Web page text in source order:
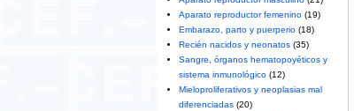
Aparato reproductor femenino (19)
Embarazo, parto y puerperio (18)
Recién nacidos y neonatos (35)
Sangre, órganos hematopoyéticos y
sistema inmunológico (12)
Mieloproliferativos y neoplasias mal
diferenciadas (20)